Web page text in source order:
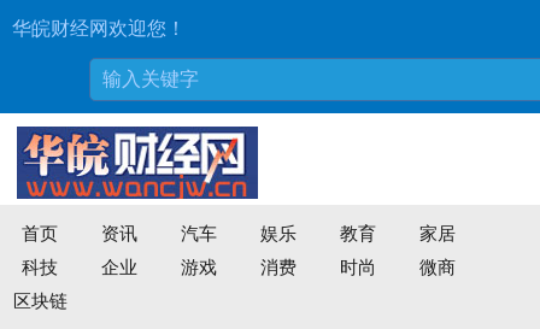
华皖财经网欢迎您！
首页 资讯 汽车 娱乐 教育
家居
科技
企业 游戏 消费 时尚
微商
区块链